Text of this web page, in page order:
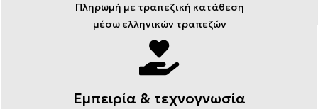
Πληρωμή με τραπεζική κατάθεση
μέσω ελληνικών τραπεζών
Εμπειρία & τεχνογνωσία